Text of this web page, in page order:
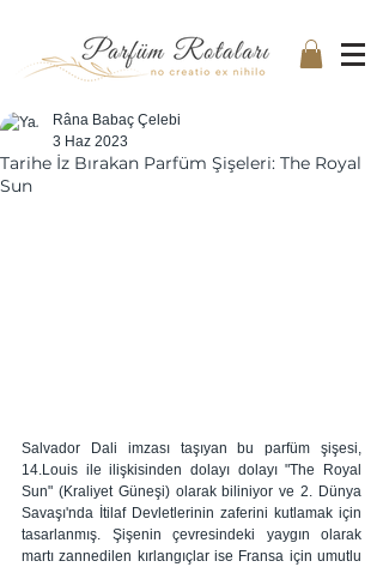
Tarihe İz Bırakan Parfüm Şişeleri: The Royal
Sun
Râna Babaç Çelebi
3 Haz 2023
Salvador Dali imzası taşıyan bu parfüm şişesi,
14.Louis ile ilişkisinden dolayı dolayı "The Royal
Sun" (Kraliyet Güneşi) olarak biliniyor ve 2. Dünya
Savaşı'nda İtilaf Devletlerinin zaferini kutlamak için
tasarlanmış. Şişenin çevresindeki yaygın olarak
martı zannedilen kırlangıçlar ise Fransa için umutlu